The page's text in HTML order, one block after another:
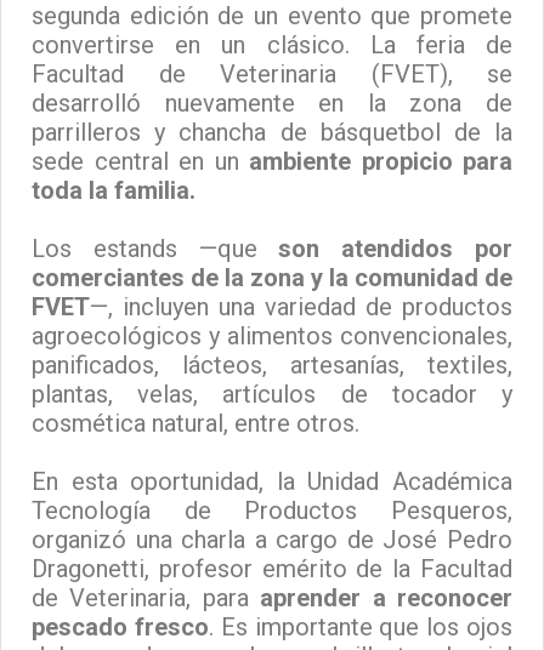
segunda edición de un evento que promete
convertirse en un clásico. La feria de
Facultad de Veterinaria (FVET), se
desarrolló nuevamente en la zona de
parrilleros y chancha de básquetbol de la
sede central en un ambiente propicio para
toda la familia.
Los estands —queson atendidos por
comerciantes de la zona y la comunidad de
FVET—, incluyen una variedad de productos
agroecológicos y alimentos convencionales,
panificados, lácteos, artesanías, textiles,
plantas, velas, artículos de tocador y
cosmética natural, entre otros.
En esta oportunidad, la Unidad Académica
Tecnología de Productos Pesqueros,
organizó una charla a cargo de José Pedro
Dragonetti, profesor emérito de la Facultad
de Veterinaria, para aprender a reconocer
pescado fresco. Es importante que los ojos